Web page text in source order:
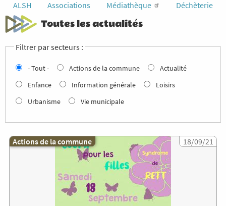
ALSH
Associations Médiathèque Déchèterie
Toutes les actualités
Filtrer par secteurs :
- Tout - Actions de la commune
Actualité
Enfance
Information générale
Loisirs
Urbanisme
Vie municipale
Actions de la commune 18/09/21